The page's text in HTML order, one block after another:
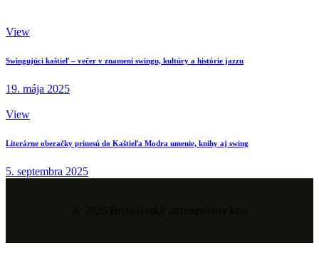
View
Swingujúci kaštieľ – večer v znamení swingu, kultúry a histórie jazzu
19. mája 2025
View
Literárne oberačky prinesú do Kaštieľa Modra umenie, knihy aj swing
5. septembra 2025